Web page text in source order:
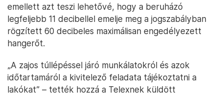
emellett azt teszi lehetővé, hogy a beruházó
legfeljebb 11 decibellel emelje meg a jogszabályban
rögzített 60 decibeles maximálisan engedélyezett
hangerőt.
„A zajos túllépéssel járó munkálatokról és azok
időtartamáról a kivitelező feladata tájékoztatni a
lakókat” – tették hozzá a Telexnek küldött